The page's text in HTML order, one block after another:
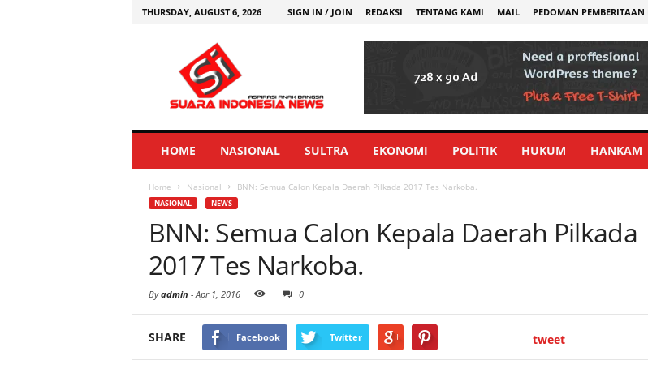
THURSDAY, AUGUST 6, 2026 SIGN IN / JOIN REDAKSI TENTANG KAMI MAIL PEDOMAN PEMBERITAAN
HOME NASIONAL SULTRA EKONOMI POLITIK HUKUM HANKAM
Home Nasional BNN: Semua Calon Kepala Daerah Pilkada 2017 Tes Narkoba.
NASIONAL NEWS
BNN: Semua Calon Kepala Daerah Pilkada
2017 Tes Narkoba.
Byadmin - Apr 1, 2016 0
SHARE Facebook Twitter tweet